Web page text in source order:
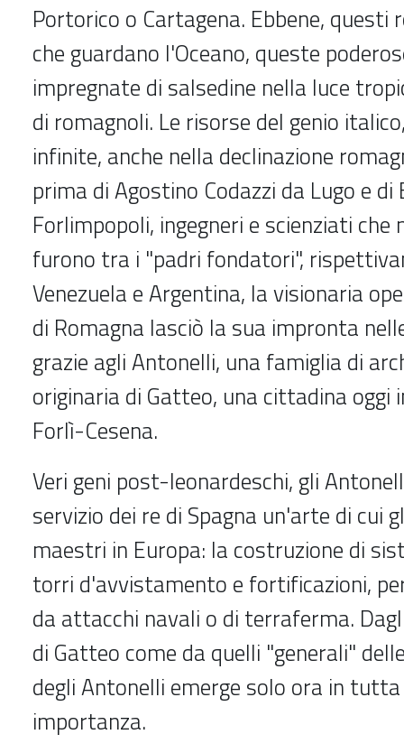
Portorico o Cartagena. Ebbene,
che guardano l'Oceano, queste
impregnate di salsedine nella luce
di romagnoli. Le risorse del genio
infinite, anche nella declinazione
prima di Agostino Codazzi da Lugo e
Forlimpopoli, ingegneri e scienziati
furono tra i "padri fondatori",
Venezuela e Argentina, la visionaria
di Romagna lasciò la sua impronta
grazie agli Antonelli, una famiglia di
originaria di Gatteo, una cittadina oggi
Forlì-Cesena.
Veri geni post-leonardeschi, gli
servizio dei re di Spagna un'arte di cui
maestri in Europa: la costruzione di
torri d'avvistamento e fortificazioni,
da attacchi navali o di terraferma.
di Gatteo come da quelli "generali"
degli Antonelli emerge solo ora in
importanza.